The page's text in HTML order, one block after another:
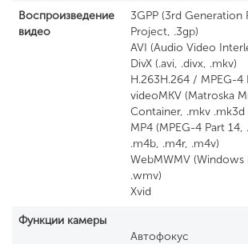
Воспроизведение
видео
3GPP (3rd Generation
Project, .3gp)
AVI (Audio Video
DivX (.avi, .divx, .mkv)
H.263H.264 / MPEG-4
videoMKV (Matroska
Container, .mkv .mk3d
MP4 (MPEG-4 Part
.m4b, .m4r, .m4v)
WebMWMV (Windows
.wmv)
Xvid
Функции камеры
Автофокус